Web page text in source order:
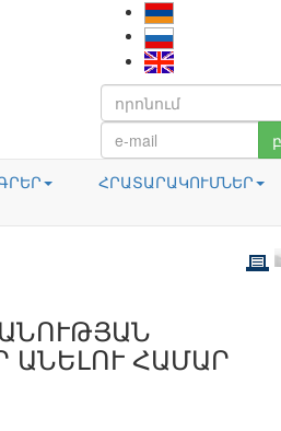
ՀՐԱՏԱՐԱԿՈՒՄՆԵՐ
ԱՆԵԼՈՒ ՀԱՄԱՐ